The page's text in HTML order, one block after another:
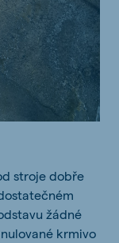
stroje dobře
žádné
krmivo